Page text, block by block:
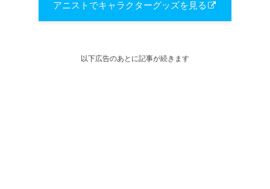
アニストでキャラクターグッズを見る
以下広告のあとに記事が続きます